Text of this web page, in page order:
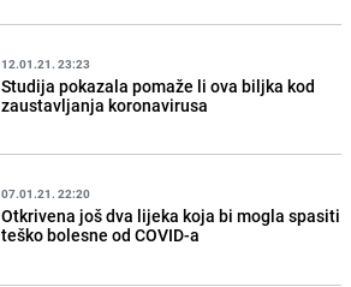
12.01.21. 23:23
Studija pokazala pomaže li ova biljka kod
zaustavljanja koronavirusa
07.01.21. 22:20
Otkrivena još dva lijeka koja bi mogla spasiti
teško bolesne od COVID-a